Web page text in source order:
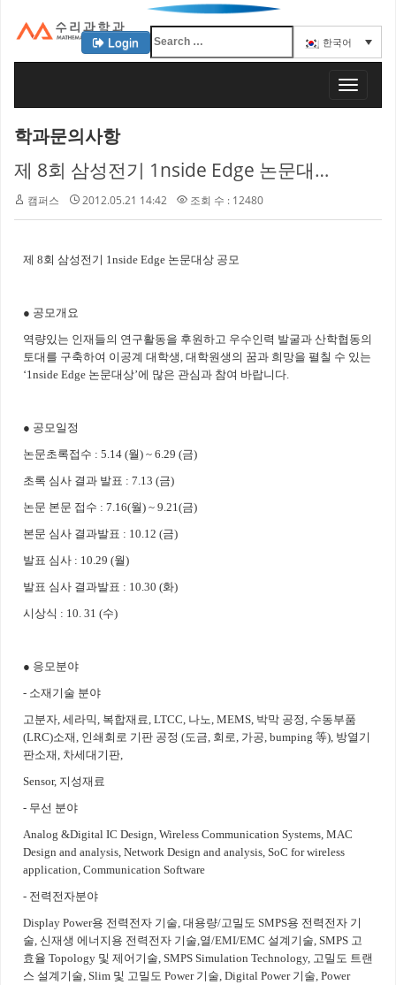
KAIST 수리과학과
Login 한국어
T
o
o
n
학과문의사항
제 8회 삼성전기 1nside Edge 논문대상 공모
캠퍼스 2012.05.21 14:42 조회 수 : 12480
제 8회 삼성전기 1nside Edge 논문대상 공모
● 공모개요
역량있는 인재들의 연구활동을 후원하고 우수인력 발굴과 산학협동의
토대를 구축하여 이공계 대학생, 대학원생의 꿈과 희망을 펼칠 수 있는
‘1nside Edge 논문대상’에 많은 관심과 참여 바랍니다.
● 공모일정
논문초록접수 : 5.14 (월) ~ 6.29 (금)
초록 심사 결과 발표 : 7.13 (금)
논문 본문 접수 : 7.16(월) ~ 9.21(금)
본문 심사 결과발표 : 10.12 (금)
발표 심사 : 10.29 (월)
발표 심사 결과발표 : 10.30 (화)
시상식 : 10. 31 (수)
● 응모분야
- 소재기술 분야
고분자, 세라믹, 복합재료, LTCC, 나노, MEMS, 박막 공정, 수동부품
(LRC)소재, 인쇄회로 기판 공정 (도금, 회로, 가공, bumping 等), 방열기
판소재, 차세대기판,
Sensor, 지성재료
- 무선 분야
Analog &Digital IC Design, Wireless Communication Systems, MAC
Design and analysis, Network Design and analysis, SoC for wireless
application, Communication Software
- 전력전자분야
Display Power용 전력전자 기술, 대용량/고밀도 SMPS용 전력전자 기
술, 신재생 에너지용 전력전자 기술,열/EMI/EMC 설계기술, SMPS 고
효율 Topology 및 제어기술, SMPS Simulation Technology, 고밀도 트랜
스 설계기술, Slim 및 고밀도 Power 기술, Digital Power 기술, Power